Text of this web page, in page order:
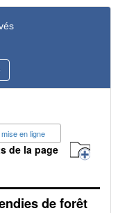
en ligne
de la page
de forêt